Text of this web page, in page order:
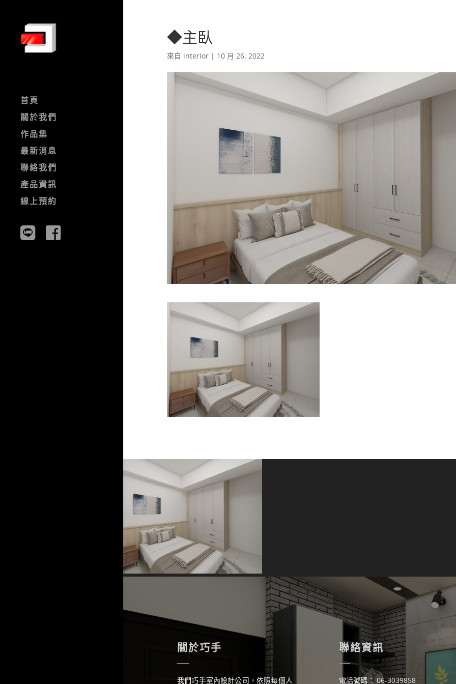
首頁
關於我們
作品集
最新消息
聯絡我們
產品資訊
線上預約
◆主臥
來自 interior| 10 月 26, 2022
關於巧手
我們巧手室內設計公司，依照每個人
聯絡資訊
電話號碼： 06-3039858